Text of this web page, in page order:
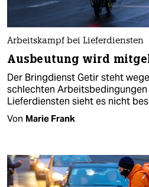
Arbeitskampf bei Lieferdiensten
Ausbeutung wird
Der Bringdienst Getir steht
schlechten
Lieferdiensten sieht es nicht
Von Marie Frank